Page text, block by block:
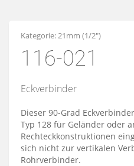
Kategorie:21mm (1/2")
116-021
Eckverbinder
Dieser 90-Grad
Typ 128 für Geländer oder
Rechteckkonstruktionen
sich nicht zur vertikalen
Rohrverbinder.